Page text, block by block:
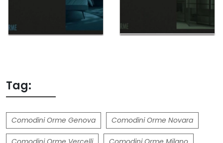
Tag:
Comodini Orme Genova Comodini Orme Novara